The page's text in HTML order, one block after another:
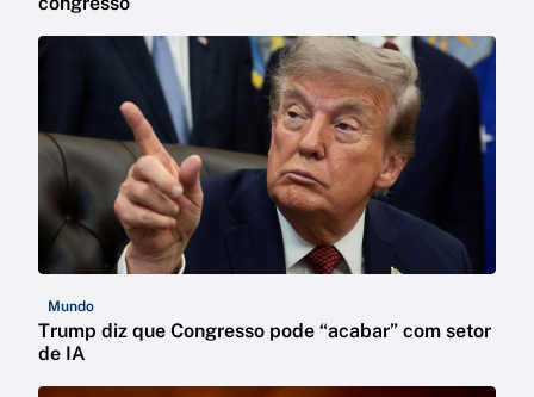
Mundo
Trump diz que Congresso pode “acabar” com setor
de IA